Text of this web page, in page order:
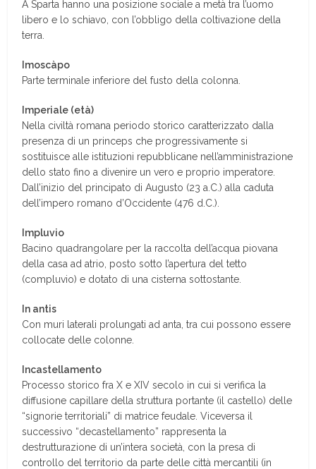
A Sparta hanno una posizione sociale a metà tra l’uomo
libero e lo schiavo, con l’obbligo della coltivazione della
terra.
Imoscàpo
Parte terminale inferiore del fusto della colonna.
Imperiale (età)
Nella civiltà romana periodo storico caratterizzato dalla
presenza di un princeps che progressivamente si
sostituisce alle istituzioni repubblicane nell’amministrazione
dello stato fino a divenire un vero e proprio imperatore.
Dall’inizio del principato di Augusto (23 a.C.) alla caduta
dell’impero romano d’Occidente (476 d.C.).
Impluvio
Bacino quadrangolare per la raccolta dell’acqua piovana
della casa ad atrio, posto sotto l’apertura del tetto
(compluvio) e dotato di una cisterna sottostante.
In antis
Con muri laterali prolungati ad anta, tra cui possono essere
collocate delle colonne.
Incastellamento
Processo storico fra X e XIV secolo in cui si verifica la
diffusione capillare della struttura portante (il castello) delle
“signorie territoriali” di matrice feudale. Viceversa il
successivo “decastellamento” rappresenta la
destrutturazione di un’intera società, con la presa di
controllo del territorio da parte delle città mercantili (in